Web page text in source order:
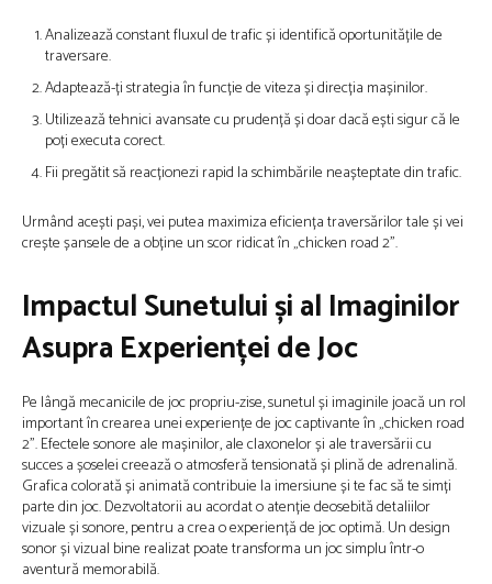
Analizează constant fluxul de trafic și identifică oportunitățile de
traversare.
Adaptează-ți strategia în funcție de viteza și direcția mașinilor.
Utilizează tehnici avansate cu prudență și doar dacă ești sigur că le
poți executa corect.
Fii pregătit să reacționezi rapid la schimbările neașteptate din trafic.
Urmând acești pași, vei putea maximiza eficiența traversărilor tale și vei
crește șansele de a obține un scor ridicat în „chicken road 2”.
Impactul Sunetului și al Imaginilor
Asupra Experienței de Joc
Pe lângă mecanicile de joc propriu-zise, sunetul și imaginile joacă un rol
important în crearea unei experiențe de joc captivante în „chicken road
2”. Efectele sonore ale mașinilor, ale claxonelor și ale traversării cu
succes a șoselei creează o atmosferă tensionată și plină de adrenalină.
Grafica colorată și animată contribuie la imersiune și te fac să te simți
parte din joc. Dezvoltatorii au acordat o atenție deosebită detaliilor
vizuale și sonore, pentru a crea o experiență de joc optimă. Un design
sonor și vizual bine realizat poate transforma un joc simplu într-o
aventură memorabilă.